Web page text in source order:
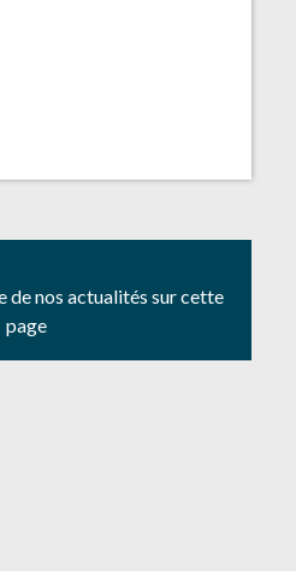
de nos actualités sur cette
page